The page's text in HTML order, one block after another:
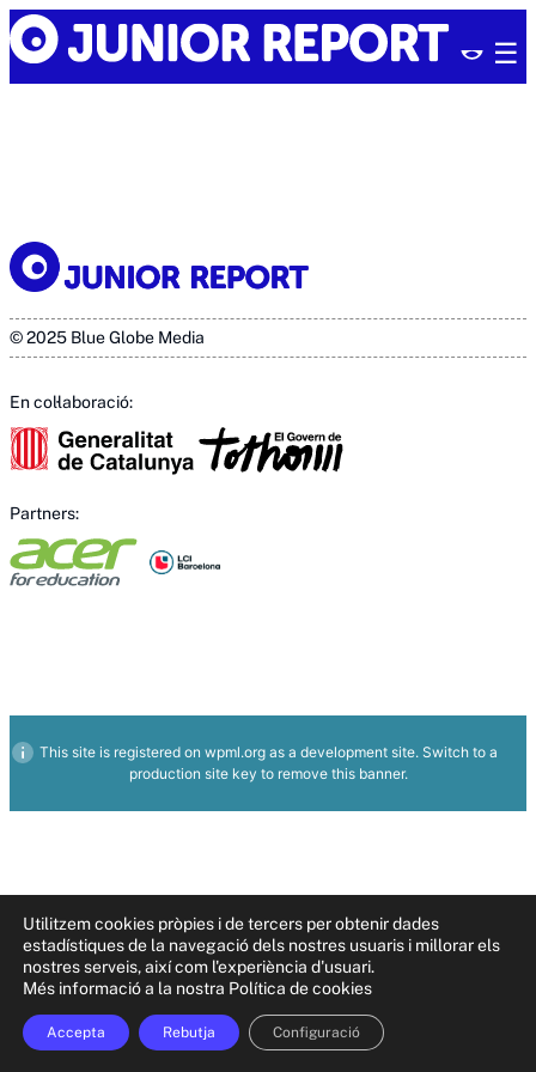
Skip
to
content
Junior
Report
© 2025 Blue Globe Media
En col·laboració:
Partners:
Utilitzem cookies pròpies i de tercers per obtenir dades
estadístiques de la navegació dels nostres usuaris i millorar els
nostres serveis, així com l'experiència d'usuari.
Més informació a la nostra Política de cookies
Accepta Rebutja Configuració
This site is registered on wpml.orgas a development site. Switch to a
production site key to remove this banner.